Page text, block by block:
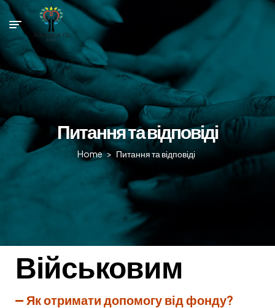
Питання та відповіді
Home > Питання та відповіді
Військовим
Як отримати допомогу від фонду?